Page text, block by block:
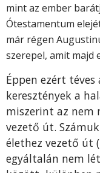
mint az ember
Ótestamentum
már régen
szerepel, amit majd
Éppen ezért
keresztények a
miszerint az nem
vezető út.
élethez vezető út
egyáltalán nem